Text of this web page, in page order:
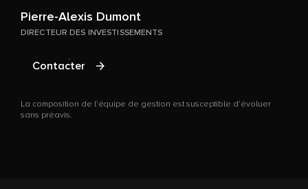
Pierre-Alexis Dumont
DIRECTEUR DES INVESTISSEMENTS
Contacter
La composition de l’équipe de gestion est susceptible d’évoluer
sans préavis.